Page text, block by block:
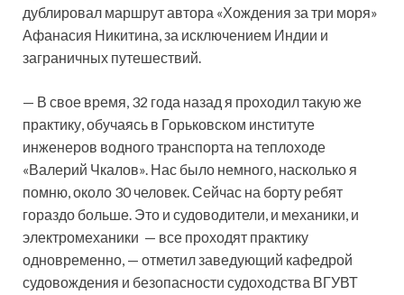
дублировал маршрут автора «Хождения за три моря»
Афанасия Никитина, за исключением Индии и
заграничных путешествий.
— В свое время, 32 года назад я проходил такую же
практику, обучаясь в Горьковском институте
инженеров водного транспорта на теплоходе
«Валерий Чкалов». Нас было немного, насколько я
помню, около 30 человек. Сейчас на борту ребят
гораздо больше. Это и судоводители, и механики, и
электромеханики — все проходят практику
одновременно, — отметил заведующий кафедрой
судовождения и безопасности судоходства ВГУВТ